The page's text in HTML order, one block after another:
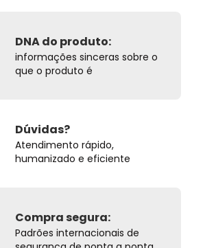
DNA do produto:
informações sinceras sobre o
que o produto é
Dúvidas?
Atendimento rápido,
humanizado e eficiente
Compra segura:
Padrões internacionais de